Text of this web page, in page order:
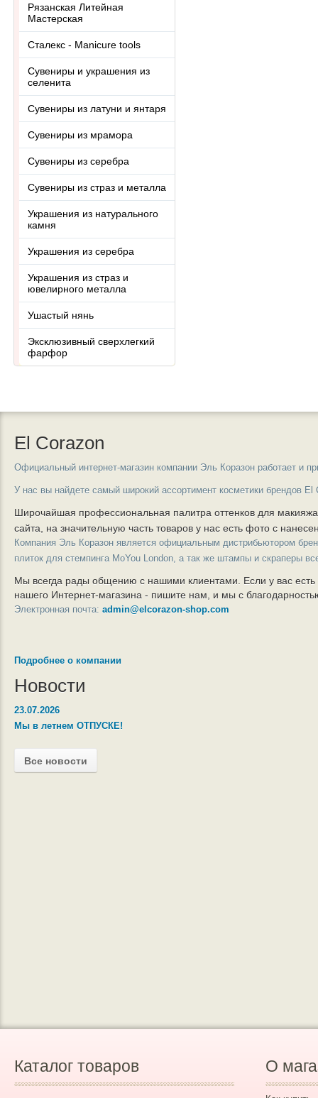
Рязанская Литейная
Мастерская
Сталекс - Manicure tools
Сувениры и украшения из
селенита
Сувениры из латуни и янтаря
Сувениры из мрамора
Сувениры из серебра
Сувениры из страз и металла
Украшения из натурального
камня
Украшения из серебра
Украшения из страз и
ювелирного металла
Ушастый нянь
Эксклюзивный сверхлегкий
фарфор
El Corazon
Официальный интернет-магазин компании Эль Коразон работает и
У нас вы найдете самый широкий ассортимент косметики брендов El
Широчайшая профессиональная палитра оттенков для
сайта, на значительную часть товаров у нас есть фото с
Компания Эль Коразон является официальным дистрибьютором
плиток для стемпинга MoYou London, а так же штампы и скраперы
Мы всегда рады общению с нашими клиентами. Если у вас
нашего Интернет-магазина - пишите нам, и мы с
Электронная почта: admin@elcorazon-shop.com
Подробнее о компании
Новости
23.07.2026
Мы в летнем ОТПУСКЕ!
Все новости
Каталог товаров О